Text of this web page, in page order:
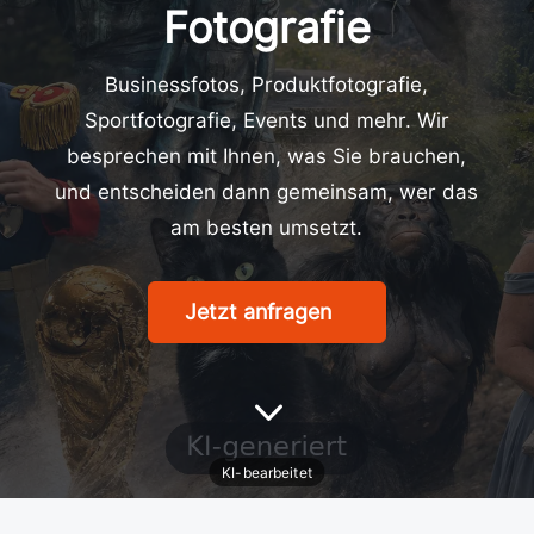
Fotografie
Businessfotos, Produktfotografie,
Sportfotografie, Events und mehr. Wir
besprechen mit Ihnen, was Sie brauchen,
und entscheiden dann gemeinsam, wer das
am besten umsetzt.
Jetzt anfragen
3